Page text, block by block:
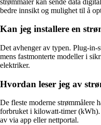
bedre innsikt og mulighet til å
Kan jeg installere en
Det avhenger av typen. Plug-in-
mens fastmonterte modeller i
elektriker.
Hvordan leser jeg av
De fleste moderne strømmålere
forbruket i kilowatt-timer (kWh).
av via app eller nettportal.